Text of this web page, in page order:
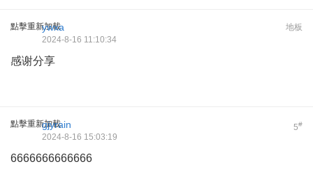
點擊重新加載 地板
ywxa
2024-8-16 11:10:34
感谢分享
點擊重新加載 5#
gjyrain
2024-8-16 15:03:19
6666666666666